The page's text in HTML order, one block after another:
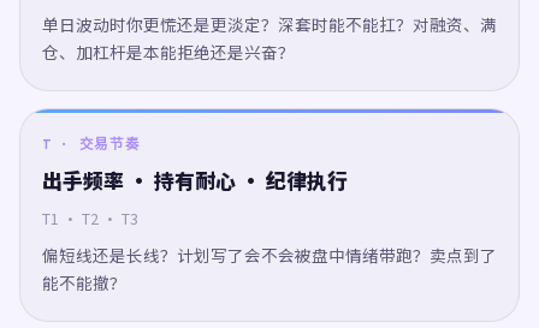
单日波动时你更慌还是更淡定？深套时能不能扛？对融资、满
仓、加杠杆是本能拒绝还是兴奋？
T · 交易节奏
出手频率 · 持有耐心 · 纪律执行
T1 · T2 · T3
偏短线还是长线？计划写了会不会被盘中情绪带跑？卖点到了
能不能撤？